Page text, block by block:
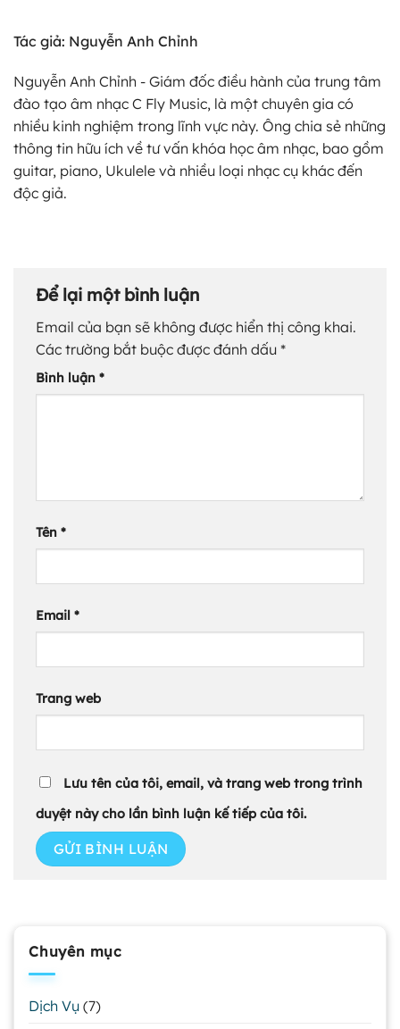
Tác giả: Nguyễn Anh Chỉnh
Nguyễn Anh Chỉnh - Giám đốc điều hành của trung tâm
đào tạo âm nhạc C Fly Music, là một chuyên gia có
nhiều kinh nghiệm trong lĩnh vực này. Ông chia sẻ những
thông tin hữu ích về tư vấn khóa học âm nhạc, bao gồm
guitar, piano, Ukulele và nhiều loại nhạc cụ khác đến
độc giả.
Để lại một bình luận
Email của bạn sẽ không được hiển thị công khai.
Các trường bắt buộc được đánh dấu *
Bình luận *
Tên *
Email *
Trang web
Lưu tên của tôi, email, và trang web trong trình
duyệt này cho lần bình luận kế tiếp của tôi.
Chuyên mục
Dịch Vụ (7)